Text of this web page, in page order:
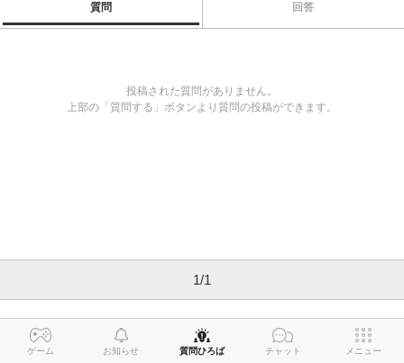
質問 回答
投稿された質問がありません。
上部の「質問する」ボタンより質問の投稿ができます。
1/1
ゲーム お知らせ 質問ひろば チャット メニュー